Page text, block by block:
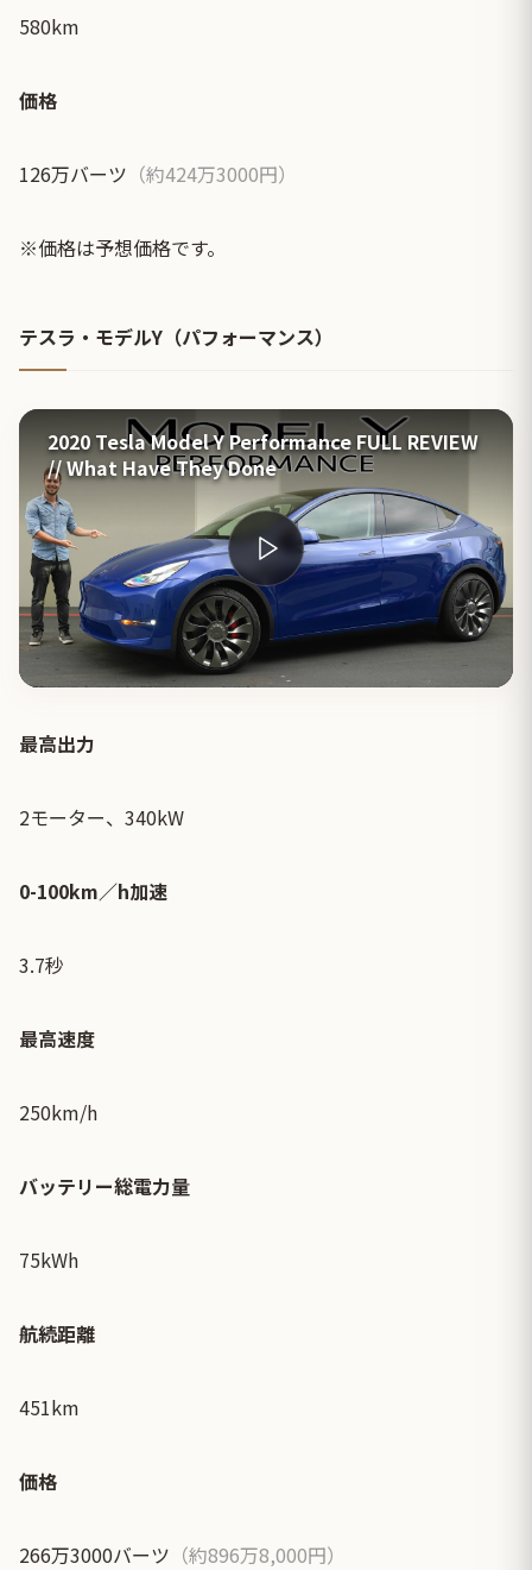
580km
価格
126万バーツ （約424万3000円）
※価格は予想価格です。
テスラ・モデルY（パフォーマンス）
2020 Tesla Model Y Performance FULL REVIEW
// What Have They Done
最高出力
2モーター、340kW
0-100km／h加速
3.7秒
最高速度
250km/h
バッテリー総電力量
75kWh
航続距離
451km
価格
266万3000バーツ （約896万8,000円）